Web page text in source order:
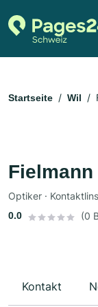
Startseite Wil
Fielmann
Optiker ·
0.0 (0
Kontakt